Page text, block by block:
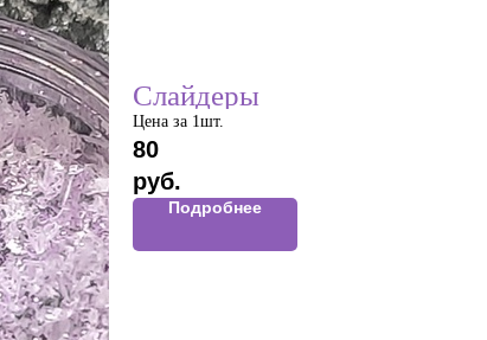
Слайдеры
Цена за 1шт.
80
руб.
Подробнее